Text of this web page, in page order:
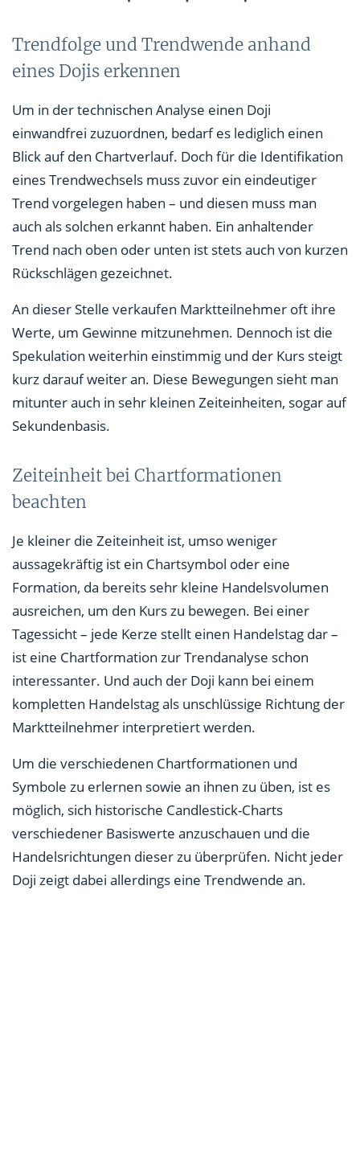
Trendfolge und Trendwende anhand
eines Dojis erkennen
Um in der technischen Analyse einen Doji
einwandfrei zuzuordnen, bedarf es lediglich einen
Blick auf den Chartverlauf. Doch für die Identifikation
eines Trendwechsels muss zuvor ein eindeutiger
Trend vorgelegen haben – und diesen muss man
auch als solchen erkannt haben. Ein anhaltender
Trend nach oben oder unten ist stets auch von kurzen
Rückschlägen gezeichnet.
An dieser Stelle verkaufen Marktteilnehmer oft ihre
Werte, um Gewinne mitzunehmen. Dennoch ist die
Spekulation weiterhin einstimmig und der Kurs steigt
kurz darauf weiter an. Diese Bewegungen sieht man
mitunter auch in sehr kleinen Zeiteinheiten, sogar auf
Sekundenbasis.
Zeiteinheit bei Chartformationen
beachten
Je kleiner die Zeiteinheit ist, umso weniger
aussagekräftig ist ein Chartsymbol oder eine
Formation, da bereits sehr kleine Handelsvolumen
ausreichen, um den Kurs zu bewegen. Bei einer
Tagessicht – jede Kerze stellt einen Handelstag dar –
ist eine Chartformation zur Trendanalyse schon
interessanter. Und auch der Doji kann bei einem
kompletten Handelstag als unschlüssige Richtung der
Marktteilnehmer interpretiert werden.
Um die verschiedenen Chartformationen und
Symbole zu erlernen sowie an ihnen zu üben, ist es
möglich, sich historische Candlestick-Charts
verschiedener Basiswerte anzuschauen und die
Handelsrichtungen dieser zu überprüfen. Nicht jeder
Doji zeigt dabei allerdings eine Trendwende an.